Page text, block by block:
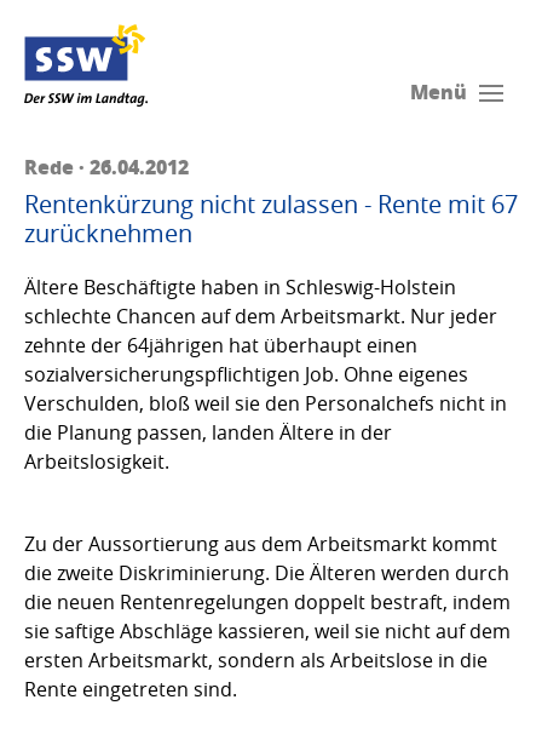
Menü
Rede · 26.04.2012
Rentenkürzung nicht zulassen - Rente mit 67
zurücknehmen
Ältere Beschäftigte haben in Schleswig-Holstein
schlechte Chancen auf dem Arbeitsmarkt. Nur jeder
zehnte der 64jährigen hat überhaupt einen
sozialversicherungspflichtigen Job. Ohne eigenes
Verschulden, bloß weil sie den Personalchefs nicht in
die Planung passen, landen Ältere in der
Arbeitslosigkeit.
Zu der Aussortierung aus dem Arbeitsmarkt kommt
die zweite Diskriminierung. Die Älteren werden durch
die neuen Rentenregelungen doppelt bestraft, indem
sie saftige Abschläge kassieren, weil sie nicht auf dem
ersten Arbeitsmarkt, sondern als Arbeitslose in die
Rente eingetreten sind.